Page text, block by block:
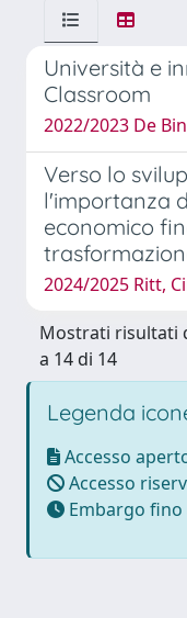
Università e
Classroom
2022/2023 De
Verso lo
l'importanza
economico
2024/2025 Ritt,
Mostrati risultati
a 14 di 14
Legenda
Accesso
Accesso
Embargo fino